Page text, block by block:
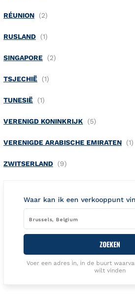
RÉUNION
RUSLAND
SINGAPORE
TSJECHIË
TUNESIË
VERENIGD KONINKRIJK
VERENIGDE ARABISCHE EMIRATEN
ZWITSERLAND
Waar kan ik een verkooppunt
ZOEKEN
Voer een adres in, in de buurt
wilt vinden